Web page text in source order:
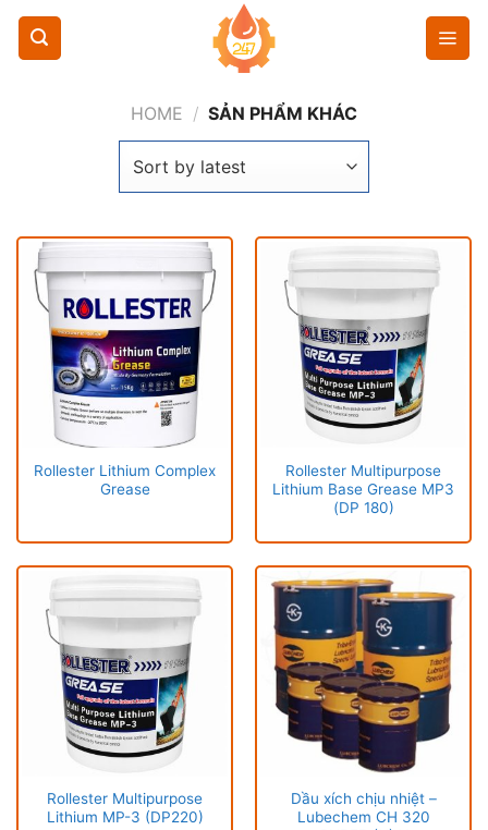
Chuyển
nội
HOME / SẢN PHẨM KHÁC
Rollester Lithium Complex
Grease
Rollester Multipurpose
Lithium Base Grease MP3
(DP 180)
Rollester Multipurpose
Lithium MP-3 (DP220)
Dầu xích chịu nhiệt –
Lubechem CH 320